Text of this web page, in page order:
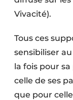
Vivacité).
Tous ces
sensibiliser
la fois pour
celle de ses
que pour